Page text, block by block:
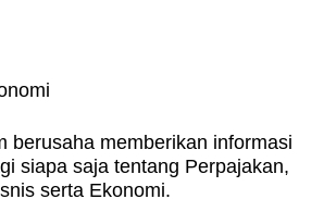
berusaha memberikan informasi
siapa saja tentang Perpajakan,
serta Ekonomi.